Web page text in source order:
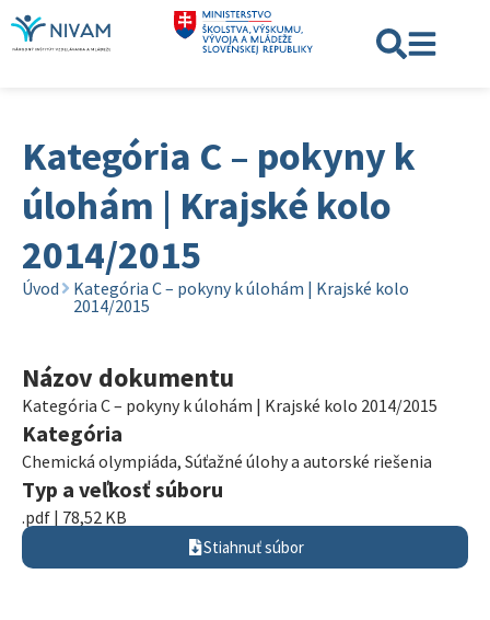
Kategória C – pokyny k
úlohám | Krajské kolo
2014/2015
Úvod
Kategória C – pokyny k úlohám | Krajské kolo
2014/2015
Názov dokumentu
Kategória C – pokyny k úlohám | Krajské kolo 2014/2015
Kategória
Chemická olympiáda, Súťažné úlohy a autorské riešenia
Typ a veľkosť súboru
.pdf | 78,52 KB
Stiahnuť súbor